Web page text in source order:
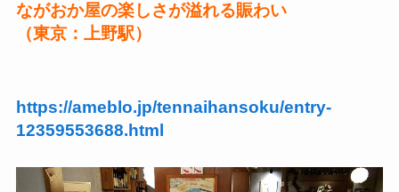
ながおか屋の楽しさが溢れる賑わい
（東京：上野駅）
https://ameblo.jp/tennaihansoku/entry-
12359553688.html